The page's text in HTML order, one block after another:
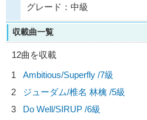
グレード：中級
収載曲一覧
12曲を収載
1
Ambitious/Superfly /7級
2
ジューダム/椎名 林檎 /5級
3
Do Well/SIRUP /6級